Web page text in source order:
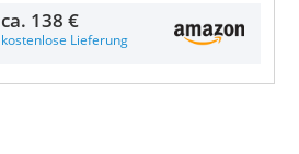
ca. 138 €
kostenlose Lieferung